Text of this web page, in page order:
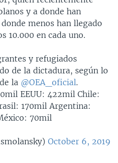
y a donde han
menos han llegado
10.000 en cada uno.
y refugiados
de la dictadura, según lo
la @OEA_oficial.
EEUU: 422mil Chile:
170mil Argentina:
70mil
October 6, 2019